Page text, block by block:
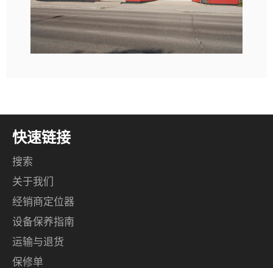
快速链接
搜索
关于我们
经销商定位器
设备保养指南
运输与退货
保修单